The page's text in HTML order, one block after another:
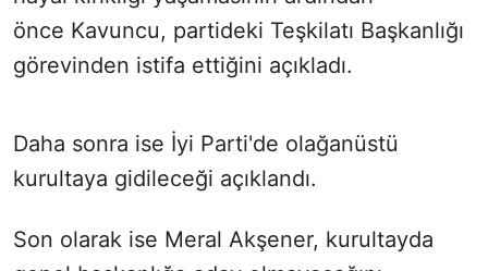
önce Kavuncu, partideki Teşkilatı Başkanlığı
görevinden istifa ettiğini açıkladı.
Daha sonra ise İyi Parti'de olağanüstü
kurultaya gidileceği açıklandı.
Son olarak ise Meral Akşener, kurultayda